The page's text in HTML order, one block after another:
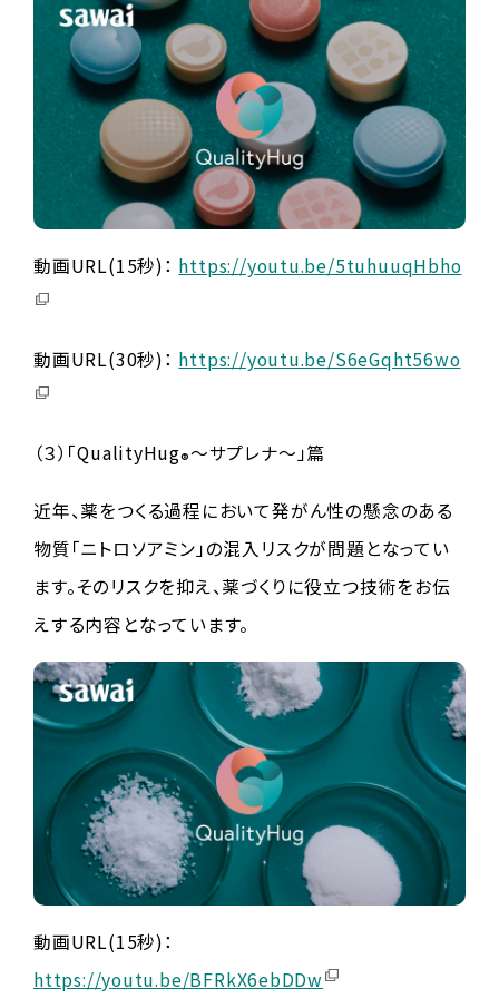
動画URL(15秒)： https://youtu.be/5tuhuuqHbho
動画URL(30秒)： https://youtu.be/S6eGqht56wo
（３）「QualityHug®～サプレナ～」篇
近年、薬をつくる過程において発がん性の懸念のある
物質「ニトロソアミン」の混入リスクが問題となってい
ます。そのリスクを抑え、薬づくりに役立つ技術をお伝
えする内容となっています。
動画URL(15秒)：
https://youtu.be/BFRkX6ebDDw